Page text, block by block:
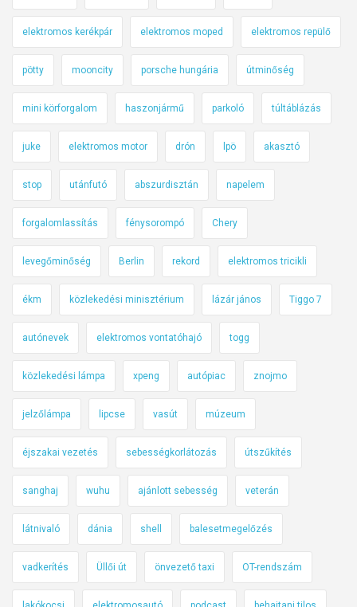
elektromos kerékpár elektromos moped elektromos repülő
pötty mooncity porsche hungária útminőség
mini körforgalom haszonjármű parkoló túltáblázás
juke elektromos motor drón lpö akasztó
stop utánfutó abszurdisztán napelem
forgalomlassítás fénysorompó Chery
levegőminőség Berlin rekord elektromos tricikli
ékm közlekedési minisztérium lázár jános Tiggo 7
autónevek elektromos vontatóhajó togg
közlekedési lámpa xpeng autópiac znojmo
jelzőlámpa lipcse vasút múzeum
éjszakai vezetés sebességkorlátozás útszűkítés
sanghaj wuhu ajánlott sebesség veterán
látnivaló dánia shell balesetmegelőzés
vadkerítés Üllői út önvezető taxi OT-rendszám